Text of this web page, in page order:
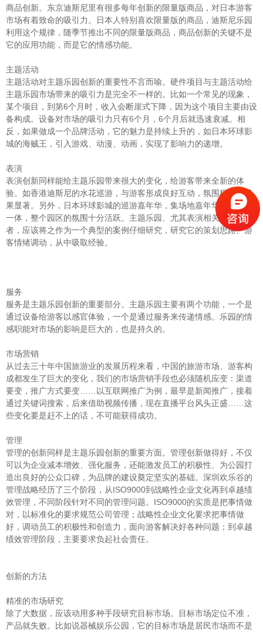
商品创新。东京迪斯尼里有很多每年创新的限量版商品，对日本游客
市场有着致命的吸引力。日本人特别喜欢限量版的商品，迪斯尼乐园
利用这个规律，随季节推出不同的限量版商品，商品创新的关键不是
它的应用功能，而是它的情感功能。
主题活动
主题活动对主题乐园创新的重要性不言而喻。硬件项目与主题活动给
主题乐园市场带来的吸引力是完全不一样的。比如一个常见的现象，
某个项目，到第6个月时，收入会断崖式下降，因为这个项目主要由设
备构成。设备对市场的吸引力只有6个月，6个月后就迅速衰减。相
反，如果做成一个品牌活动，它的魅力是持续上升的，如日本环球影
城的海贼王，引入游戏、动漫、动画，实现了影响力的递增。
表演
表演创新同样能给主题乐园带来很大的变化，给游客带来全新的体
验。如香港迪斯尼的水花巡游，与游客形成良好互动，氛围极佳、成
果显著。另外，日本环球影城的巡游嘉年华，集场地嘉年华、互动于
一体，整个园区的氛围十分活跃。主题乐园、尤其表演相关的从业
者，应该将之作为一个典型的案例仔细研究，研究它的策划思路、游
客情绪调动，从中吸取经验。
服务
服务是主题乐园创新的重要部分。主题乐园主要有两个功能，一个是
通过设备给游客以感官体验，一个是通过服务来传递情感。乐园的情
感职能对市场的影响是巨大的，也是持久的。
市场营销
从过去三十年中国旅游业的发展历程来看，中国的旅游市场、游客构
成都发生了巨大的变化，我们的市场营销手段也必须随机应变：渠道
要变，推广方式要变……以互联网推广为例，最早是新闻推广，接着
通过关键词搜索，后来借助视频传播，现在直播平台风头正盛……这
些变化要是赶不上的话，不可能获得成功。
管理
管理的创新同样是主题乐园创新的重要方面。管理创新做得好，不仅
可以为企业减本增效、强化服务，还能激发员工的积极性、为公园打
造出良好的公众口碑，为品牌的建设奠定坚实的基础。深圳欢乐谷的
管理战略经历了三个阶段，从ISO9000到战略性企业文化再到卓越绩
效管理，不同阶段针对不同的管理问题。ISO9000的实质是把事情做
对，以标准化的要求规范公司管理；战略性企业文化要求把事情做
好，调动员工的积极性和创造力，面向游客解决好各种问题；到卓越
绩效管理阶段，主要要求负起社会责任。
创新的方法
精准的市场研究
除了大数据，应该动用多种手段研究目标市场。目标市场定位不准，
产品就失败。比如说器械娱乐公园，它的目标市场是居民市场而不是